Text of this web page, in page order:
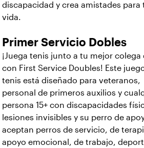
discapacidad y crea amistades para
vida.
Primer Servicio Dobles
¡Juega tenis junto a tu mejor colega
con First Service Doubles! Este
tenis está diseñado para veteranos,
personal de primeros auxilios y
persona 15+ con discapacidades
lesiones invisibles y su perro de
aceptan perros de servicio, de
apoyo emocional, de trabajo,